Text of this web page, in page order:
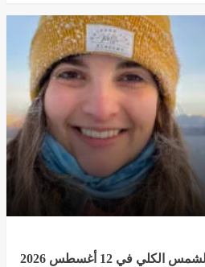
تحديثات مباشرة لكسوف الشمس الكلي في 12 أغسطس 2026